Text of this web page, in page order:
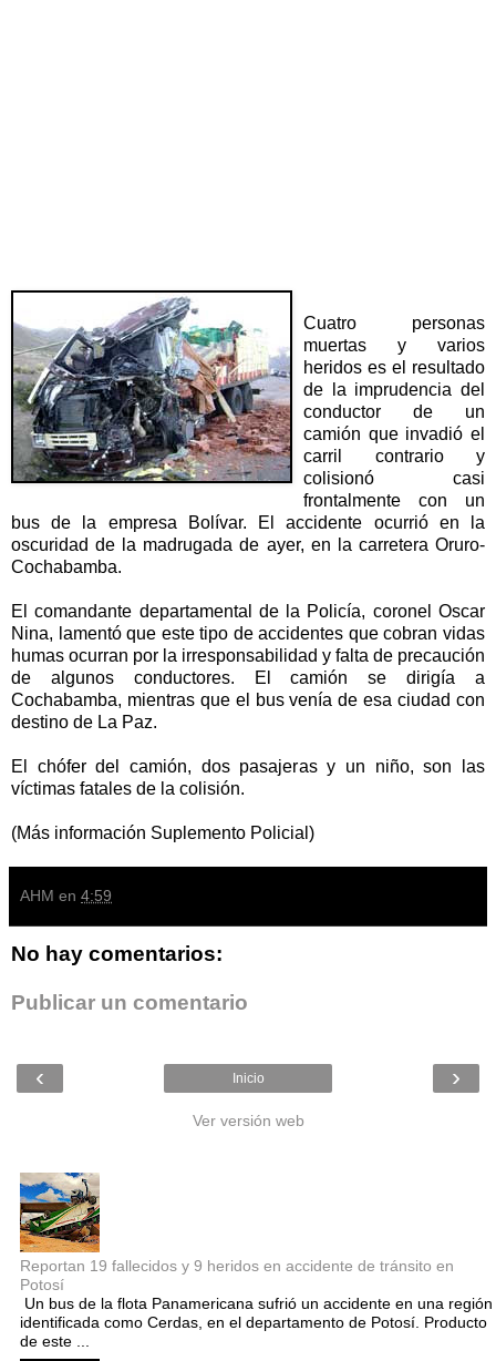
Cuatro personas
muertas y varios
heridos es el resultado
de la imprudencia del
conductor de un
camión que invadió el
carril contrario y
colisionó casi
frontalmente con un
bus de la empresa Bolívar. El accidente ocurrió en la
oscuridad de la madrugada de ayer, en la carretera Oruro-
Cochabamba.
El comandante departamental de la Policía, coronel Oscar
Nina, lamentó que este tipo de accidentes que cobran vidas
humas ocurran por la irresponsabilidad y falta de precaución
de algunos conductores. El camión se dirigía a
Cochabamba, mientras que el bus venía de esa ciudad con
destino de La Paz.
El chófer del camión, dos pasajeras y un niño, son las
víctimas fatales de la colisión.
(Más información Suplemento Policial)
AHM en 4:59
No hay comentarios:
Publicar un comentario
‹ ›
Inicio
Ver versión web
Reportan 19 fallecidos y 9 heridos en accidente de tránsito en
Potosí
Un bus de la flota Panamericana sufrió un accidente en una región
identificada como Cerdas, en el departamento de Potosí. Producto
de este ...